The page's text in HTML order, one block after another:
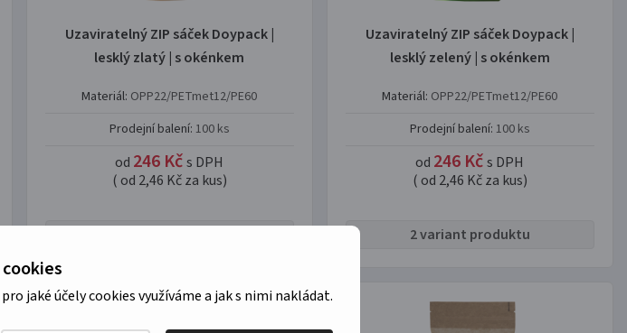
jaké účely cookies využíváme a jak s nimi nakládat.
Uzaviratelný ZIP sáček Doypack |
lesklý zlatý | s okénkem
Materiál: OPP22/PETmet12/PE60
Prodejní balení: 100 ks
od 246 Kčs DPH
( od 2,46 Kč za kus)
Uzaviratelný ZIP sáček Doypack |
lesklý zelený | s okénkem
Materiál: OPP22/PETmet12/PE60
Prodejní balení: 100 ks
od 246 Kčs DPH
( od 2,46 Kč za kus)
2 variant produktu